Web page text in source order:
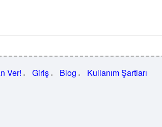
Ver! Giriş Blog Kullanım Şartları